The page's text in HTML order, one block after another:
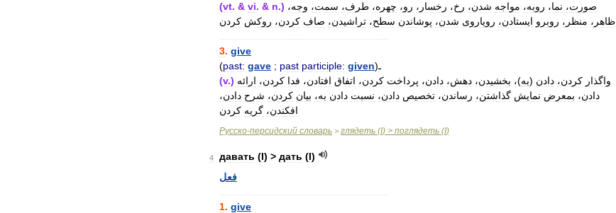
(vt. & vi. & n.) صورت، نما، روبه، مواجه شدن، رخ، رخسار، رو، چهره، طرف، سمت، وجه،
ظاهر، منظر، روبرو ایستادن، رویاروی شدن، پوشاندن سطح، تراشیدن، صاف کردن، روکش کردن
3. give
(past: gave ; past participle: given)ـ
(v.) واگذار کردن، دادن (به)، بخشیدن، دهش، دادن، پرداخت کردن، اتفاق افتادن، فدا کردن، ارائه
دادن، بمعرض نمایش گذاشتن، رساندن، تخصیص دادن، نسبت دادن به، بیان کردن، شرح دادن،
افکندن، گریه کردن
Русско-персидский словарь > глядеть (I) > поглядеть (I)
4 давать (I) > дать (I)
فعل
1. give